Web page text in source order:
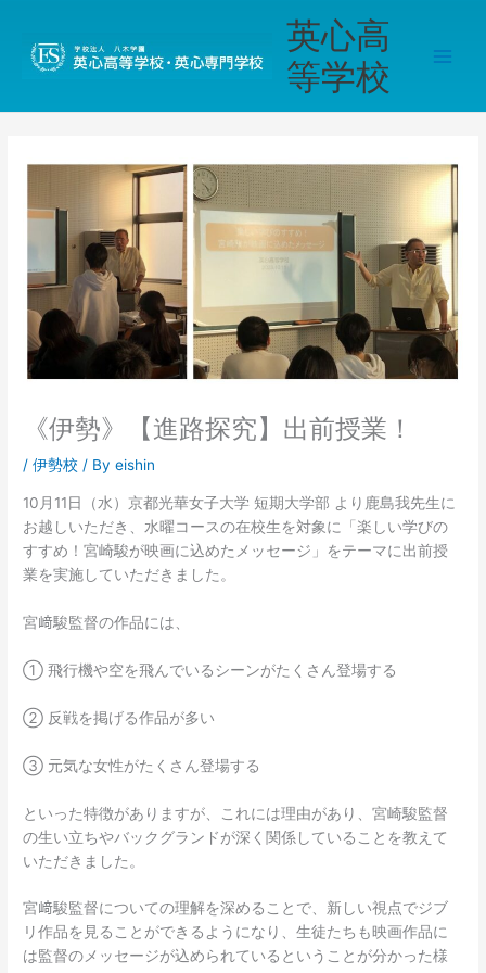
英心高
等学校
《伊勢》【進路探究】出前授業！
/伊勢校 / Byeishin
10月11日（水）京都光華女子大学 短期大学部 より鹿島我先生に
お越しいただき、水曜コースの在校生を対象に「楽しい学びの
すすめ！宮崎駿が映画に込めたメッセージ」をテーマに出前授
業を実施していただきました。
宮﨑駿監督の作品には、
➀ 飛行機や空を飛んでいるシーンがたくさん登場する
➁ 反戦を掲げる作品が多い
➂ 元気な女性がたくさん登場する
といった特徴がありますが、これには理由があり、宮崎駿監督
の生い立ちやバックグランドが深く関係していることを教えて
いただきました。
宮﨑駿監督についての理解を深めることで、新しい視点でジブ
リ作品を見ることができるようになり、生徒たちも映画作品に
は監督のメッセージが込められているということが分かった様